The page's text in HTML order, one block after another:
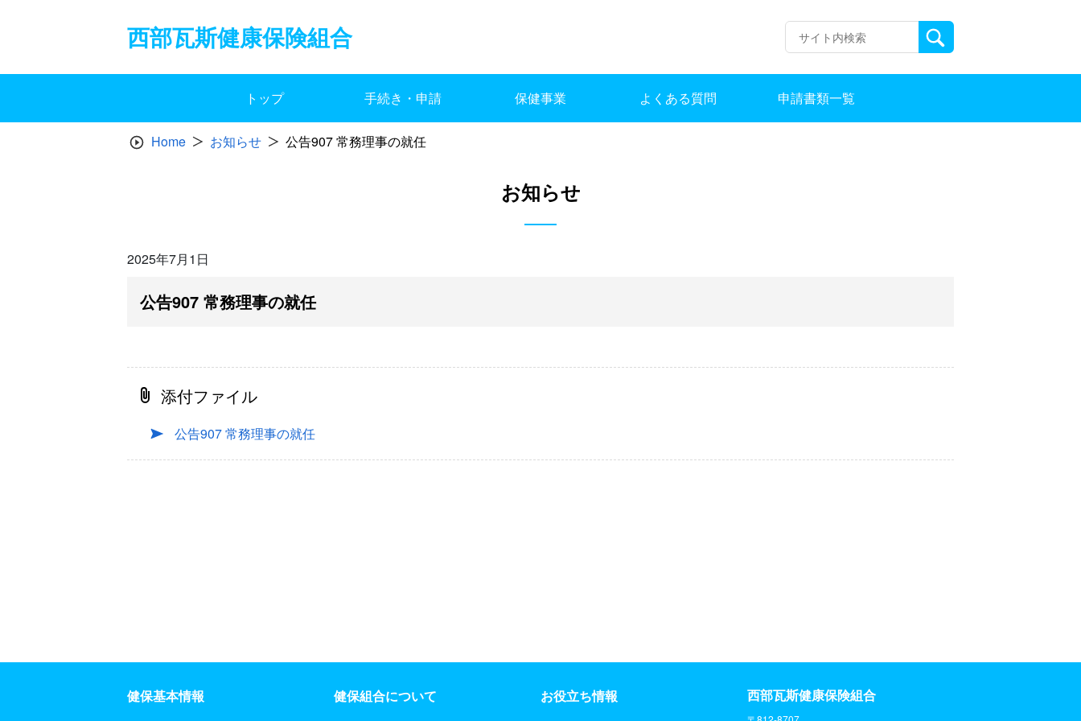
西部瓦斯健康保険組合
トップ 手続き・申請 保健事業 よくある質問 申請書類一覧
Home お知らせ 公告907 常務理事の就任
お知らせ
2025年7月1日
公告907 常務理事の就任
添付ファイル
公告907 常務理事の就任
健保基本情報 健保組合について お役立ち情報 西部瓦斯健康保険組合